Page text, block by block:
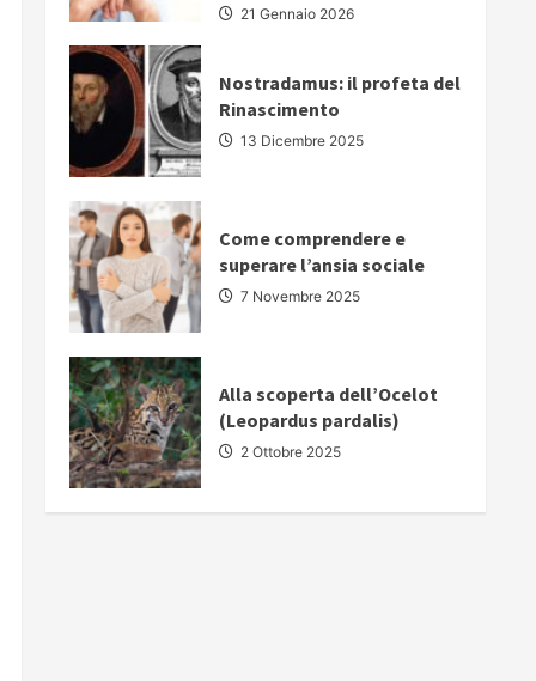
comunicare
autorevolezza
e
convincere
il
proprio
pubblico
21 Gennaio 2026
Nostradamus: il profeta del
Rinascimento
13 Dicembre 2025
Come comprendere e
superare l’ansia sociale
7 Novembre 2025
Alla scoperta dell’Ocelot
(Leopardus pardalis)
2 Ottobre 2025